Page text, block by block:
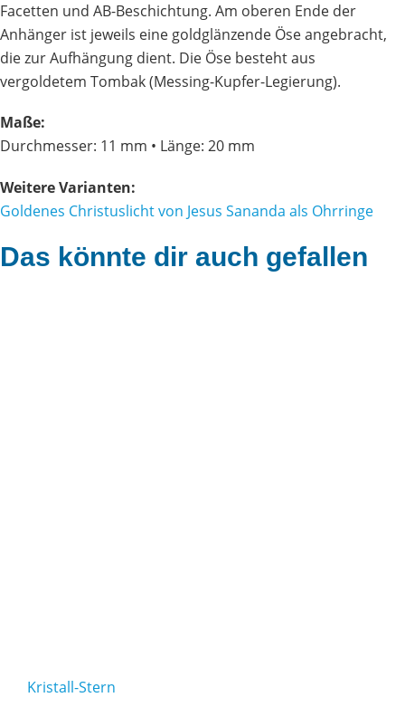
Facetten und AB-Beschichtung. Am oberen Ende der
Anhänger ist jeweils eine goldglänzende Öse angebracht,
die zur Aufhängung dient. Die Öse besteht aus
vergoldetem Tombak (Messing-Kupfer-Legierung).
Maße:
Durchmesser: 11 mm • Länge: 20 mm
Weitere Varianten:
Goldenes Christuslicht von Jesus Sananda als Ohrringe
Das könnte dir auch gefallen
Kristall-Stern